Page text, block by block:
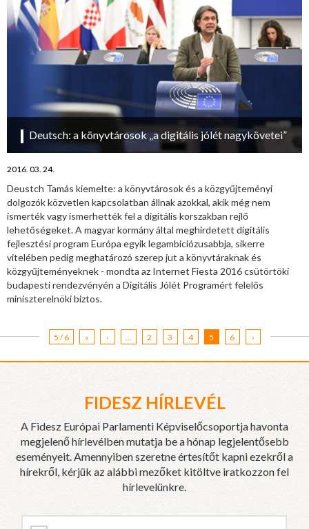
Deutsch: a könyvtárosok „a digitális jólét nagykövetei”
2016. 03. 24.
Deustch Tamás kiemelte: a könyvtárosok és a közgyűjteményi
dolgozók közvetlen kapcsolatban állnak azokkal, akik még nem
ismerték vagy ismerhették fel a digitális korszakban rejlő
lehetőségeket. A magyar kormány által meghirdetett digitális
fejlesztési program Európa egyik legambiciózusabbja, sikerre
vitelében pedig meghatározó szerep jut a könyvtáraknak és
közgyűjteményeknek - mondta az Internet Fiesta 2016 csütörtöki
budapesti rendezvényén a Digitális Jólét Programért felelős
miniszterelnöki biztos.
5 / 6 « ‹ 2 3 4 5 6 ›
FIDESZ HÍRLEVÉL
A Fidesz Európai Parlamenti Képviselőcsoportja havonta
megjelenő hírlevélben mutatja be a hónap legjelentősebb
eseményeit. Amennyiben szeretne értesítőt kapni ezekről a
hírekről, kérjük az alábbi mezőket kitöltve iratkozzon fel
hírlevelünkre.